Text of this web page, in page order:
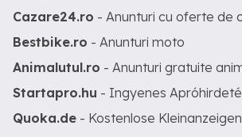
Cazare24.ro - Anunturi cu oferte de
Bestbike.ro - Anunturi moto
Animalutul.ro - Anunturi gratuite
Startapro.hu - Ingyenes
Quoka.de - Kostenlose Kleinanzeigen